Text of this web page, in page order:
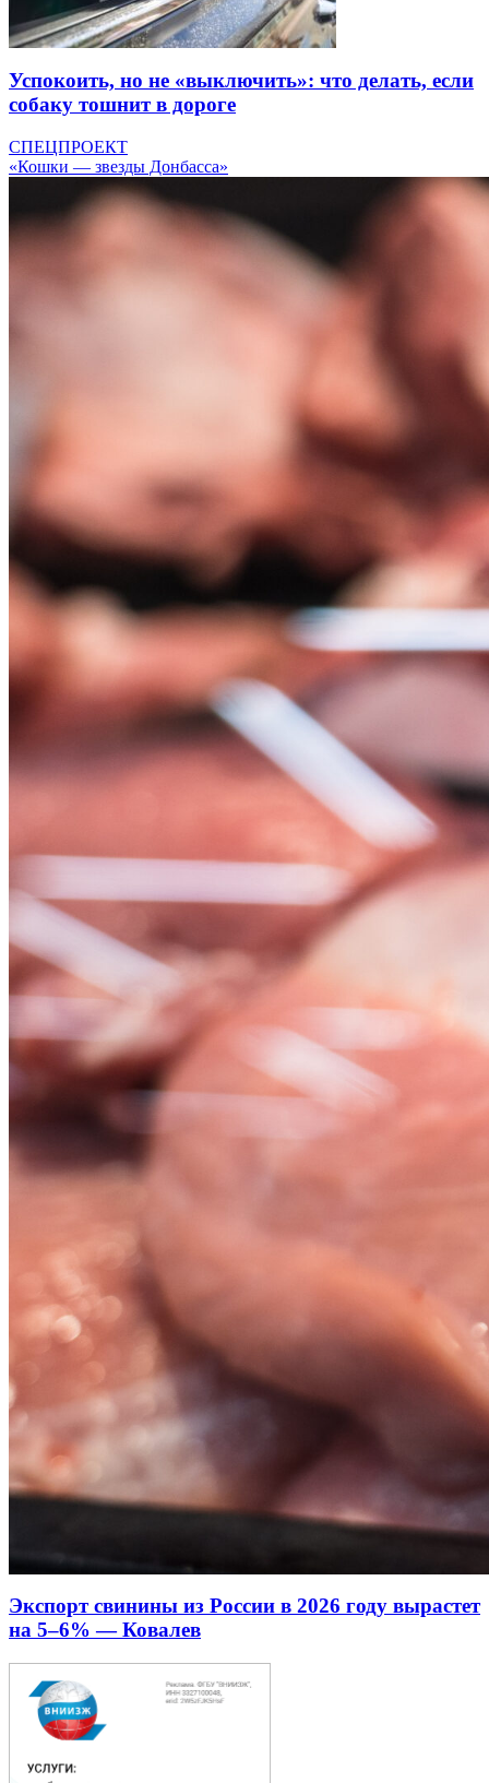
Успокоить, но не «выключить»: что делать, если
собаку тошнит в дороге
СПЕЦПРОЕКТ
«Кошки — звезды Донбасса»
Экспорт свинины из России в 2026 году вырастет
на 5–6% — Ковалев